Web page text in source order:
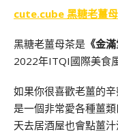
cute.cube 黑糖老薑
黑糖老薑母茶是 《金滿
2022年ITQI國際美食
如果你很喜歡老薑的
是一個非常愛各種薑
天去居酒屋也會點薑